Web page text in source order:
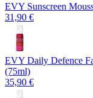
EVY Sunscreen
31,90 €
EVY Daily Defence
(75ml)
35,90 €